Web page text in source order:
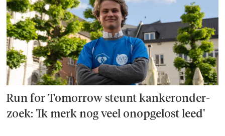
Run for Tomorrow steunt kanker­onder­
zoek: 'Ik merk nog veel onopgelost leed'